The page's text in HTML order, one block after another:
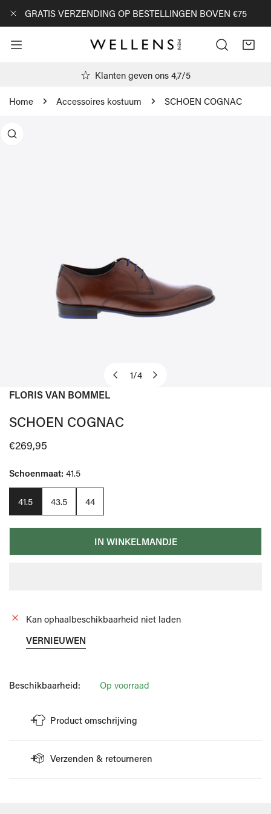
NAAR ARTIKEL
GRATIS VERZENDING OP BESTELLINGEN BOVEN €75
Klanten geven ons 4,7/5
Home Accessoires kostuum SCHOEN COGNAC
1/4
OPEN MEDIA IN GALERIJWEERGAVE
FLORIS VAN BOMMEL
SCHOEN COGNAC
Normale
€269,95
Schoenmaat: 41.5
41.5 43.5 44
IN WINKELMANDJE
Kan ophaalbeschikbaarheid niet laden
VERNIEUWEN
Beschikbaarheid: Op voorraad
Product omschrijving
Cognac kleurige schoen van Floris Van Bommel.
Verzenden & retourneren